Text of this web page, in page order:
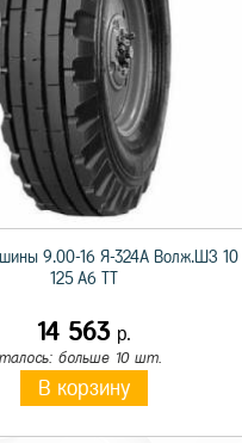
шины 9.00-16 Я-324А Волж.ШЗ 10
125 A6 TT
14 563р.
больше 10 шт.
В корзину